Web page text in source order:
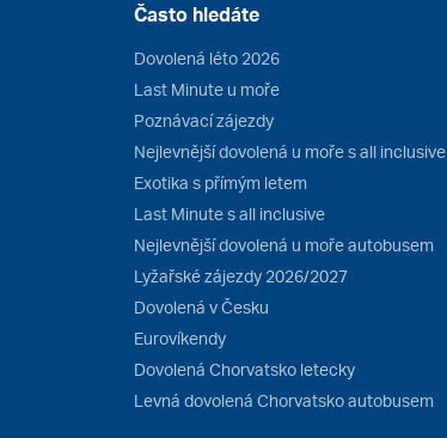
Často hledáte
Dovolená léto 2026
Last Minute u moře
Poznávací zájezdy
Nejlevnější dovolená u moře s all inclusive
Exotika s přímým letem
Last Minute s all inclusive
Nejlevnější dovolená u moře autobusem
Lyžařské zájezdy 2026/2027
Dovolená v Česku
Eurovíkendy
Dovolená Chorvatsko letecky
Levná dovolená Chorvatsko autobusem